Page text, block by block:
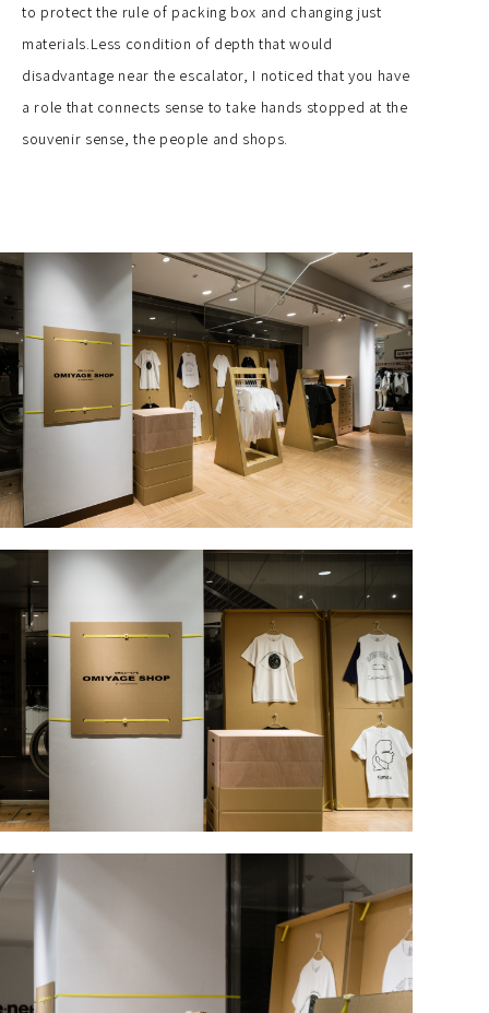
to protect the rule of packing box and changing just
materials.Less condition of depth that would
disadvantage near the escalator, I noticed that you have
a role that connects sense to take hands stopped at the
souvenir sense, the people and shops.